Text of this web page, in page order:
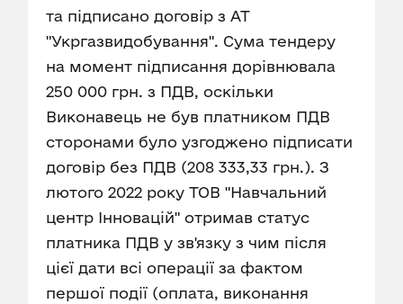
та підписано договір з АТ
"Укргазвидобування". Сума тендеру
на момент підписання дорівнювала
250 000 грн. з ПДВ, оскільки
Виконавець не був платником ПДВ
сторонами було узгоджено підписати
договір без ПДВ (208 333,33 грн.). З
лютого 2022 року ТОВ "Навчальний
центр Інновацій" отримав статус
платника ПДВ у зв'язку з чим після
цієї дати всі операції за фактом
першої події (оплата, виконання